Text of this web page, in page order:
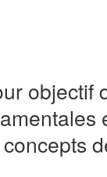
objectif